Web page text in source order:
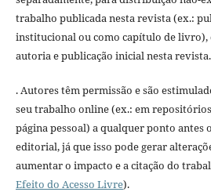
trabalho publicada nesta revista (ex.:
institucional ou como capítulo de livro),
autoria e publicação inicial nesta revista.
. Autores têm permissão e são
seu trabalho online (ex.: em
página pessoal) a qualquer ponto antes
editorial, já que isso pode gerar
aumentar o impacto e a citação do
Efeito do Acesso Livre).